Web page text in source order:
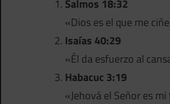
Salmos 18:32
«Dios es el que me
Isaías 40:29
«Él da esfuerzo al
Habacuc 3:19
«Jehová el Señor es